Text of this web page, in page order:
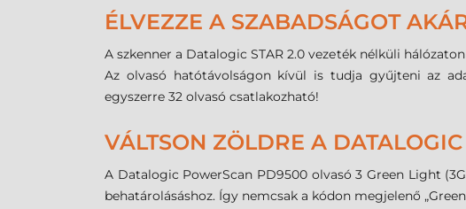
ÉLVEZZE A SZABADSÁGOT
A szkenner a Datalogic STAR 2.0 vezeték nélküli
Az olvasó hatótávolságon kívül is tudja gyűjteni az
egyszerre 32 olvasó csatlakozható!
VÁLTSON ZÖLDRE A
A Datalogic PowerScan PD9500 olvasó 3 Green Light
behatárolásáshoz. Így nemcsak a kódon megjelenő